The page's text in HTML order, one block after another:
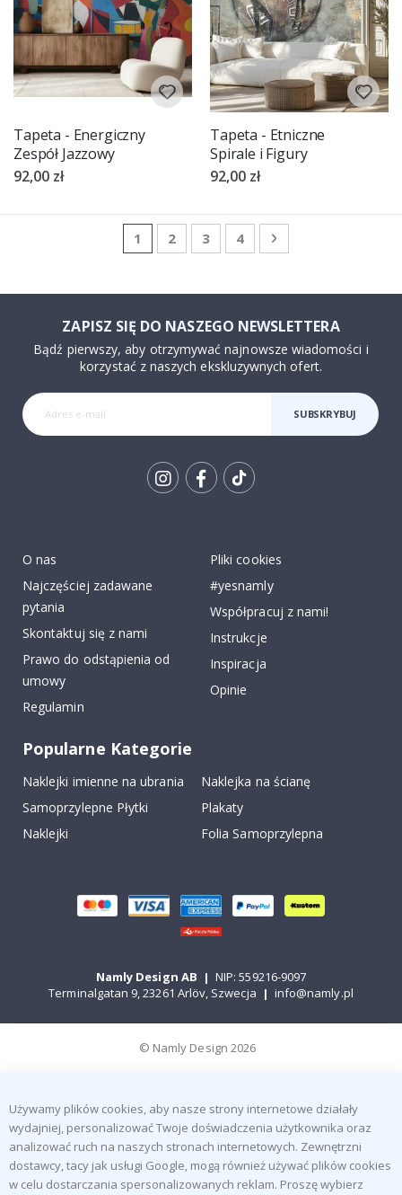
Tapeta - Energiczny
Zespół Jazzowy
92,00 zł
Tapeta - Etniczne
Spirale i Figury
92,00 zł
Strona
Aktualnie czytasz stronę
1 Strona
2 Strona
3 Strona
4 Strona
Następne
ZAPISZ SIĘ DO NASZEGO NEWSLETTERA
Bądź pierwszy, aby otrzymywać najnowsze wiadomości i
korzystać z naszych ekskluzywnych ofert.
SUBSKRYBUJ
O nas
Najczęściej zadawane
pytania
Skontaktuj się z nami
Prawo do odstąpienia od
umowy
Regulamin
Pliki cookies
#yesnamly
Współpracuj z nami!
Instrukcje
Inspiracja
Opinie
Popularne Kategorie
Naklejki imienne na ubrania
Naklejka na ścianę
Samoprzylepne Płytki
Plakaty
Naklejki
Folia Samoprzylepna
Namly Design AB | NIP: 559216-9097
Terminalgatan 9, 23261 Arlöv, Szwecja | info@namly.pl
© Namly Design 2026
Używamy plików cookies, aby nasze strony internetowe działały
wydajniej, personalizować Twoje doświadczenia użytkownika oraz
analizować ruch na naszych stronach internetowych. Zewnętrzni
dostawcy, tacy jak usługi Google, mogą również używać plików cookies
w celu dostarczania spersonalizowanych reklam. Proszę wybierz